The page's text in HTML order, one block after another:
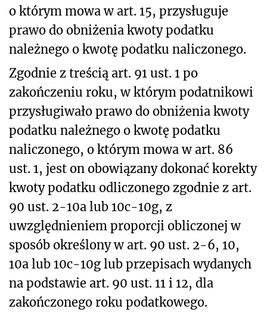
o którym mowa w art. 15, przysługuje
prawo do obniżenia kwoty podatku
należnego o kwotę podatku naliczonego.
Zgodnie z treścią art. 91 ust. 1 po
zakończeniu roku, w którym podatnikowi
przysługiwało prawo do obniżenia kwoty
podatku należnego o kwotę podatku
naliczonego, o którym mowa w art. 86
ust. 1, jest on obowiązany dokonać korekty
kwoty podatku odliczonego zgodnie z art.
90 ust. 2-10a lub 10c-10g, z
uwzględnieniem proporcji obliczonej w
sposób określony w art. 90 ust. 2-6, 10,
10a lub 10c-10g lub przepisach wydanych
na podstawie art. 90 ust. 11 i 12, dla
zakończonego roku podatkowego.